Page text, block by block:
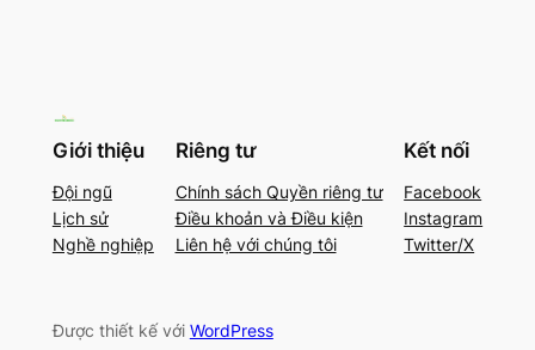
Giới thiệu
Đội ngũ
Lịch sử
Nghề nghiệp
Riêng tư
Chính sách Quyền riêng tư
Điều khoản và Điều kiện
Liên hệ với chúng tôi
Kết nối
Facebook
Instagram
Twitter/X
Được thiết kế với WordPress